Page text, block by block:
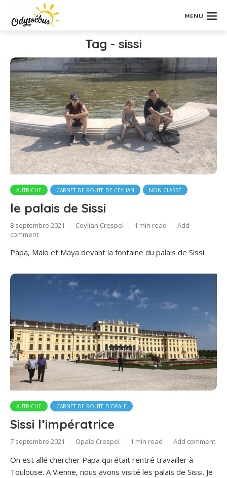
MENU
Tag - sissi
AUTRICHE CARNET DE ROUTE DE CEYLIAN NON CLASSÉ
le palais de Sissi
8 septembre 2021 Ceylian Crespel 1 min read
Add
comment
Papa, Malo et Maya devant la fontaine du palais de Sissi.
AUTRICHE CARNET DE ROUTE D'OPALE
Sissi l’impératrice
7 septembre 2021 Opale Crespel 1 min read Add comment
On est allé chercher Papa qui était rentré travailler à
Toulouse. A Vienne, nous avons visité les palais de Sissi. Je